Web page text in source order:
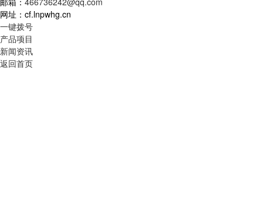
网址：cf.lnpwhg.cn
一键拨号
产品项目
新闻资讯
返回首页